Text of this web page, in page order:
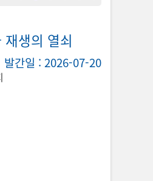
자율주행시스템을 고려한 신도시 도
신도겸․ 김태균․ 변완희․ 권오준
생의 열쇠
발간일 : 2026-07-20